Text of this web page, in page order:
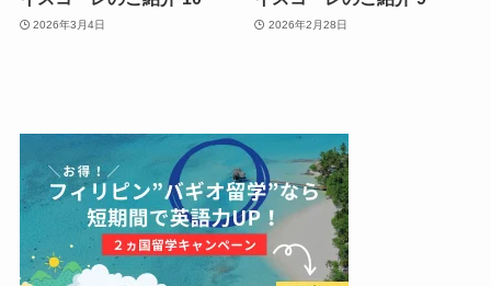
2026年3月4日 2026年2月28日